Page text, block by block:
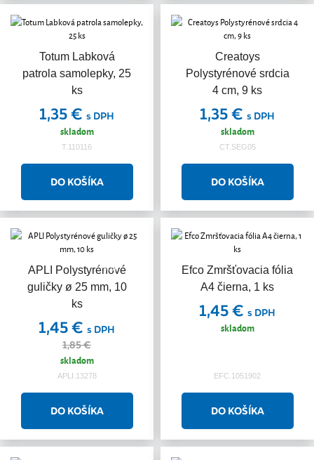
Totum Labková
patrola samolepky, 25
ks
1,35 € s DPH
skladom
T.110116
Creatoys
Polystyrénové srdcia
4 cm, 9 ks
1,35 € s DPH
skladom
CT.SEG05
APLI Polystyrénové
guličky ø 25 mm, 10
ks
Akcia
1,45 € s DPH
1,85 €
skladom
APLI.13278
Efco Zmršťovacia fólia
A4 čierna, 1 ks
1,45 € s DPH
skladom
EFC.1051902